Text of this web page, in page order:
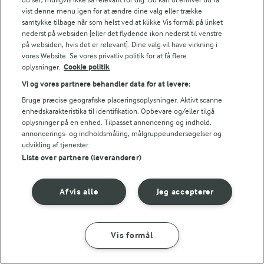
Følg
© 2026 Arla Foods
Vælg en anden cookies
Betingelser for brug
Håndtering af personlige oplysninger
vist denne menu igen for at ændre dine valg eller trække
samtykke tilbage når som helst ved at klikke Vis formål på linket
nederst på websiden [eller det flydende ikon nederst til venstre
på websiden, hvis det er relevant]. Dine valg vil have virkning i
vores Website. Se vores privatliv politik for at få flere
oplysninger. Cookie politik
Vi og vores partnere behandler data for at levere:
Bruge præcise geografiske placeringsoplysninger. Aktivt scanne
enhedskarakteristika til identifikation. Opbevare og/eller tilgå
oplysninger på en enhed. Tilpasset annoncering og indhold,
annoncerings- og indholdsmåling, målgruppeundersøgelser og
udvikling af tjenester.
Liste over partnere (leverandører)
Jeg accepterer
Afvis alle
Vis formål